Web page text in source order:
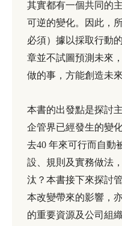
其實都有一個共同的
可逆的變化。因此，
必須）據以採取行動
章並不試圖預測未來
做的事，方能創造未來
本書的出發點是探討
企管界已經發生的變
去40 年來可行而自動
設、規則及實務做法
汰？本書接下來探討
本改變帶來的影響，
的重要資源及公司組